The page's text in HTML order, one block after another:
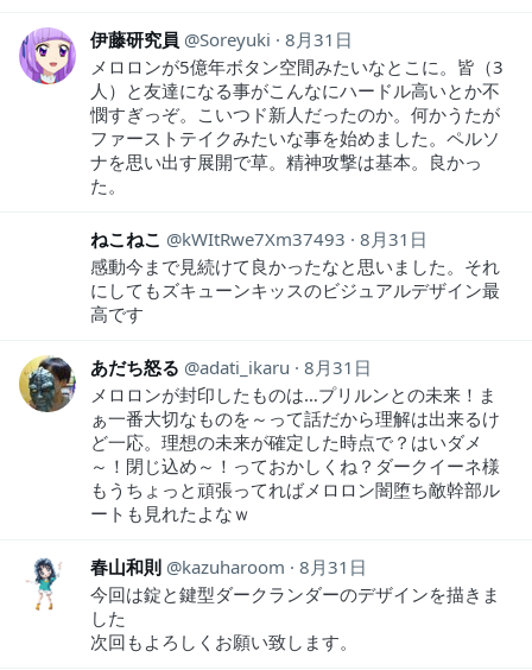
伊藤研究員 Soreyuki
8月31日
メロロンが5億年ボタン空間みたいなとこに。皆（3
人）と友達になる事がこんなにハードル高いとか不
憫すぎっぞ。こいつド新人だったのか。何かうたが
ファーストテイクみたいな事を始めました。ペルソ
ナを思い出す展開で草。精神攻撃は基本。良かっ
た。
ねこねこ kWItRwe7Xm37493
8月31日
感動今まで見続けて良かったなと思いました。それ
にしてもズキューンキッスのビジュアルデザイン最
高です
あだち怒る adati_ikaru
8月31日
メロロンが封印したものは…プリルンとの未来！ま
ぁ一番大切なものを～って話だから理解は出来るけ
ど一応。理想の未来が確定した時点で？はいダメ
～！閉じ込め～！っておかしくね？ダークイーネ様
もうちょっと頑張ってればメロロン闇堕ち敵幹部ル
ートも見れたよなｗ
春山和則 kazuharoom
8月31日
今回は錠と鍵型ダークランダーのデザインを描きま
した
次回もよろしくお願い致します。